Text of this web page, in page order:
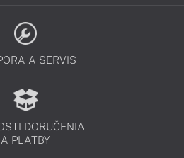
A SERVIS
DORUČENIA
A PLATBY